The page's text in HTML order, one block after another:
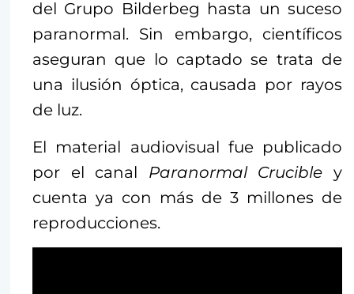
del Grupo Bilderbeg hasta un suceso
paranormal. Sin embargo, científicos
aseguran que lo captado se trata de
una ilusión óptica, causada por rayos
de luz.
El material audiovisual fue publicado
por el canal Paranormal Crucibley
cuenta ya con más de 3 millones de
reproducciones.